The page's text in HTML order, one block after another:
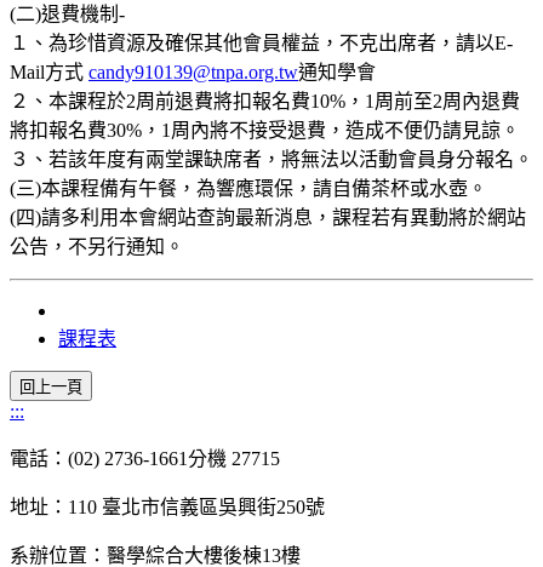
(二)退費機制-
１、為珍惜資源及確保其他會員權益，不克出席者，請以E-
Mail方式 candy910139@tnpa.org.tw通知學會
２、本課程於2周前退費將扣報名費10%，1周前至2周內退費
將扣報名費30%，1周內將不接受退費，造成不便仍請見諒。
３、若該年度有兩堂課缺席者，將無法以活動會員身分報名。
(三)本課程備有午餐，為響應環保，請自備茶杯或水壺。
(四)請多利用本會網站查詢最新消息，課程若有異動將於網站
公告，不另行通知。
課程表
:::
電話：(02) 2736-1661分機 27715
地址：110 臺北市信義區吳興街250號
系辦位置：醫學綜合大樓後棟13樓